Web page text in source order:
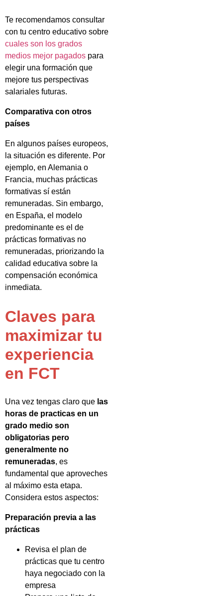
Te recomendamos consultar
con tu centro educativo sobre
cuales son los grados
medios mejor pagados para
elegir una formación que
mejore tus perspectivas
salariales futuras.
Comparativa con otros
países
En algunos países europeos,
la situación es diferente. Por
ejemplo, en Alemania o
Francia, muchas prácticas
formativas sí están
remuneradas. Sin embargo,
en España, el modelo
predominante es el de
prácticas formativas no
remuneradas, priorizando la
calidad educativa sobre la
compensación económica
inmediata.
Claves para
maximizar tu
experiencia
en FCT
Una vez tengas claro que las
horas de practicas en un
grado medio son
obligatorias pero
generalmente no
remuneradas, es
fundamental que aproveches
al máximo esta etapa.
Considera estos aspectos:
Preparación previa a las
prácticas
Revisa el plan de
prácticas que tu centro
haya negociado con la
empresa